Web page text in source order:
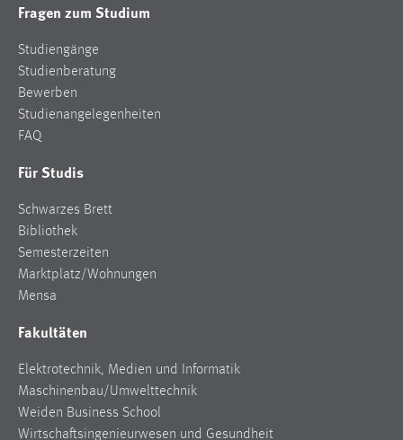
Fragen zum Studium
Studiengänge
Studienberatung
Bewerben
Studienangelegenheiten
FAQ
Für Studis
Schwarzes Brett
Bibliothek
Semesterzeiten
Marktplatz/Wohnungen
Mensa
Fakultäten
Elektrotechnik, Medien und Informatik
Maschinenbau/Umwelttechnik
Weiden Business School
Wirtschaftsingenieurwesen und Gesundheit
Zweck:
Cookie Laufzeit:
Max. 13 Monate
MARKETING
verwendet, um personalisierte Werbung anzuzeigen.
Sie tun dies, indem sie Besucher über Websites
hinweg verfolgen.
Name:
Anbieter:
Google Ireland Limited